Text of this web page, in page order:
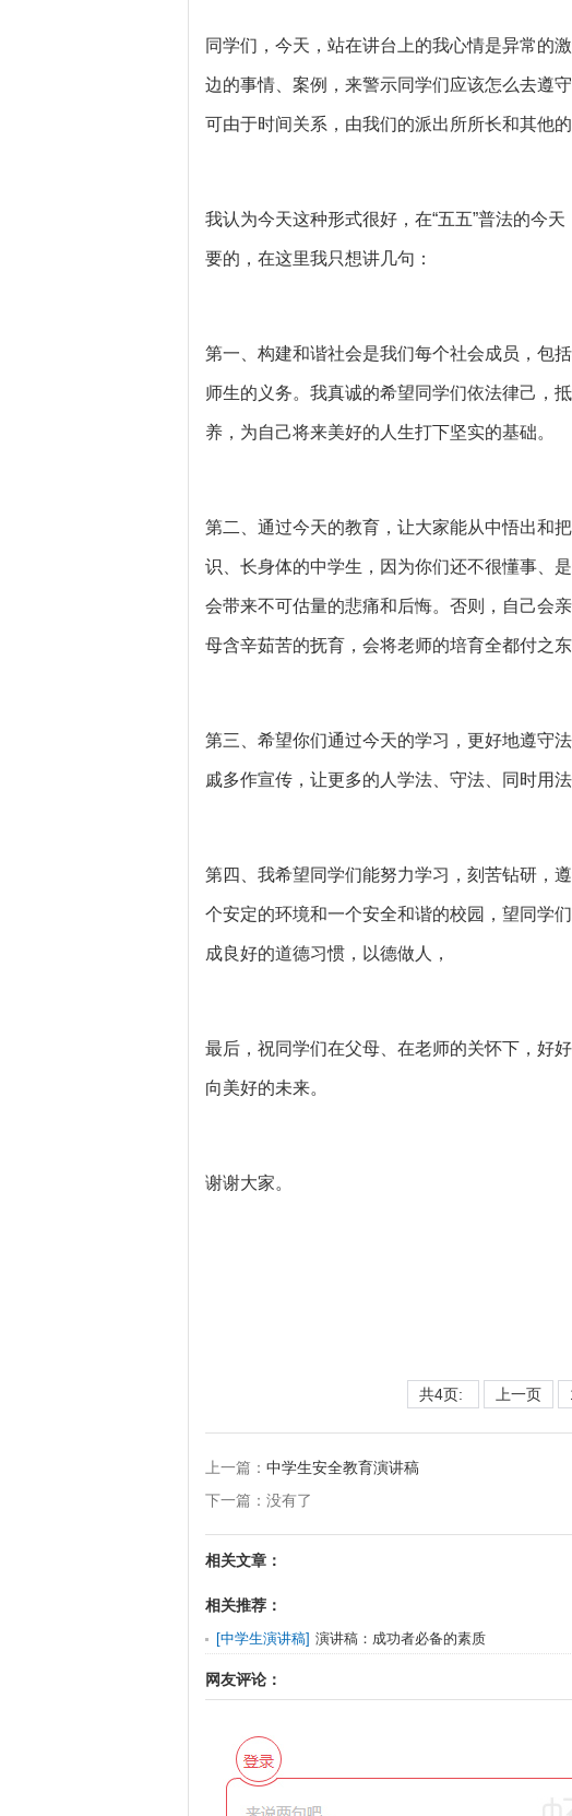
同学们，今天，站在讲台上的我心情是异常的
边的事情、案例，来警示同学们应该怎么去遵
可由于时间关系，由我们的派出所所长和其他
我认为今天这种形式很好，在“五五”普法的今
要的，在这里我只想讲几句：
第一、构建和谐社会是我们每个社会成员，包
师生的义务。我真诚的希望同学们依法律己，
养，为自己将来美好的人生打下坚实的基础。
第二、通过今天的教育，让大家能从中悟出和
识、长身体的中学生，因为你们还不很懂事、
会带来不可估量的悲痛和后悔。否则，自己会
母含辛茹苦的抚育，会将老师的培育全都付之东
第三、希望你们通过今天的学习，更好地遵守
戚多作宣传，让更多的人学法、守法、同时用法
第四、我希望同学们能努力学习，刻苦钻研，
个安定的环境和一个安全和谐的校园，望同学
成良好的道德习惯，以德做人，
最后，祝同学们在父母、在老师的关怀下，好
向美好的未来。
谢谢大家。
共4页: 上一页
上一篇： 中学生安全教育演讲稿
下一篇：没有了
相关文章：
相关推荐：
[中学生演讲稿] 演讲稿：成功者必备的素质
网友评论：